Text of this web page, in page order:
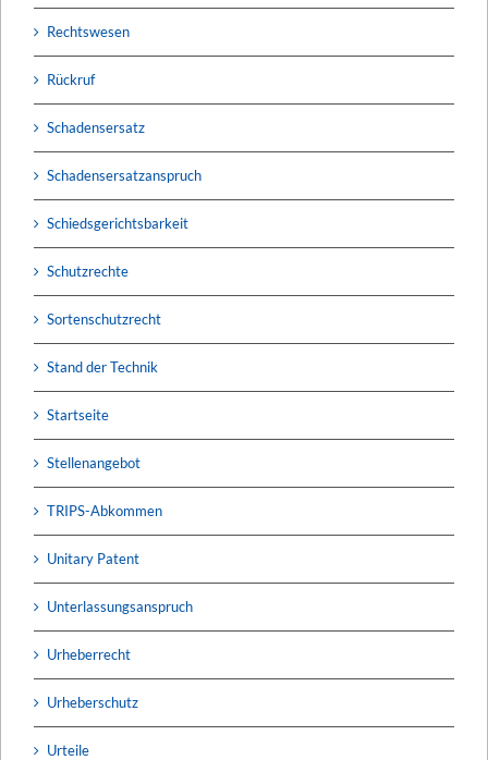
Rechtswesen
Rückruf
Schadensersatz
Schadensersatzanspruch
Schiedsgerichtsbarkeit
Schutzrechte
Sortenschutzrecht
Stand der Technik
Startseite
Stellenangebot
TRIPS-Abkommen
Unitary Patent
Unterlassungsanspruch
Urheberrecht
Urheberschutz
Urteile